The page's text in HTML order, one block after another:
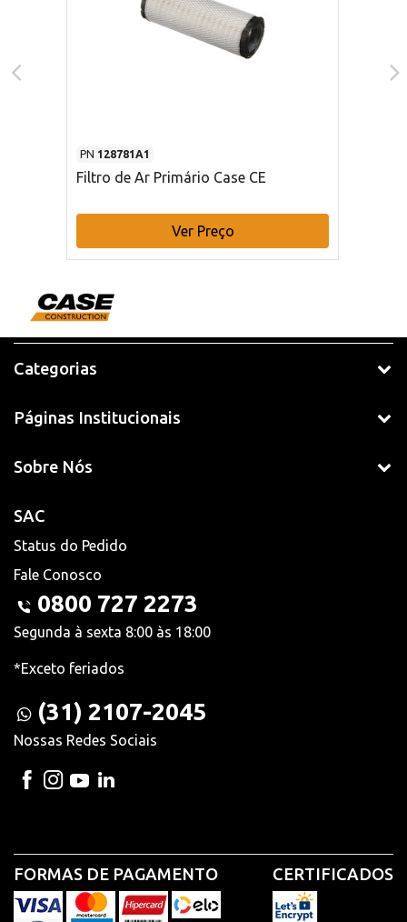
PN 128781A1
Filtro de Ar Primário Case CE
Ver Preço
Categorias
Páginas Institucionais
Sobre Nós
SAC
Status do Pedido
Fale Conosco
0800 727 2273
Segunda à sexta 8:00 às 18:00
*Exceto feriados
(31) 2107-2045
Nossas Redes Sociais
FORMAS DE PAGAMENTO CERTIFICADOS